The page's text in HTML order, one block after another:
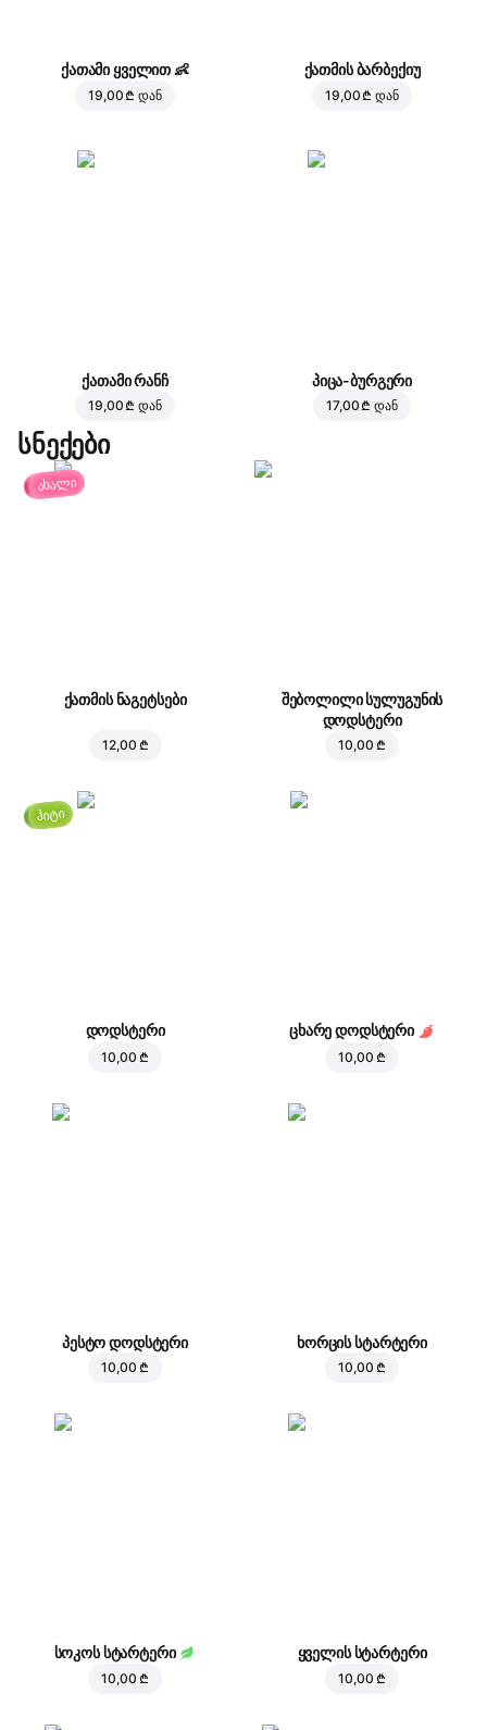
ქათამი ყველით👶
19,00 ₾ დან
ქათმის ბარბექიუ
19,00 ₾ დან
ქათამი რანჩ
19,00 ₾ დან
პიცა-ბურგერი
17,00 ₾ დან
სნექები
ახალი
ქათმის ნაგეტსები
12,00 ₾
შებოლილი სულუგუნის
დოდსტერი
10,00 ₾
ჰიტი
დოდსტერი
10,00 ₾
ცხარე დოდსტერი
10,00 ₾
პესტო დოდსტერი
10,00 ₾
ხორცის სტარტერი
10,00 ₾
სოკოს სტარტერი
10,00 ₾
ყველის სტარტერი
10,00 ₾